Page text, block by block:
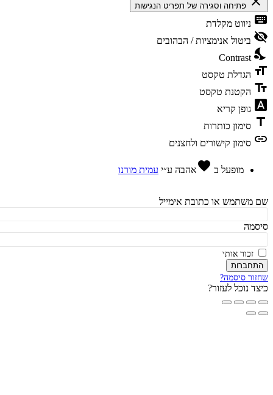
פתיחה וסגירה של תפריט הנגישות
ניווט מקלדת
ביטול אנימציות / הבהובים
Contrast
הגדלת טקסט
הקטנת טקסט
גופן קריא
סימון כותרות
סימון קישורים ולחצנים
מופעל בfavorite אהבהע״י עמית מורנו
או כתובת אימייל
זכור אותי
סיסמה?
נוכל לעזור?